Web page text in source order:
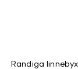
Randiga